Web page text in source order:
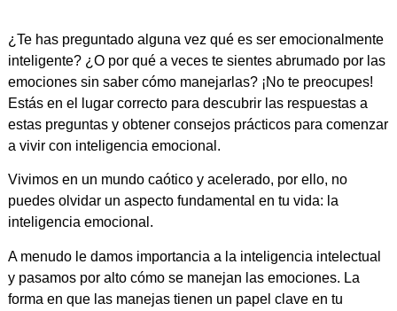
¿Te has preguntado alguna vez qué es ser emocionalmente
inteligente? ¿O por qué a veces te sientes abrumado por las
emociones sin saber cómo manejarlas? ¡No te preocupes!
Estás en el lugar correcto para descubrir las respuestas a
estas preguntas y obtener consejos prácticos para comenzar
a vivir con inteligencia emocional.
Vivimos en un mundo caótico y acelerado, por ello, no
puedes olvidar un aspecto fundamental en tu vida: la
inteligencia emocional.
A menudo le damos importancia a la inteligencia intelectual
y pasamos por alto cómo se manejan las emociones. La
forma en que las manejas tienen un papel clave en tu